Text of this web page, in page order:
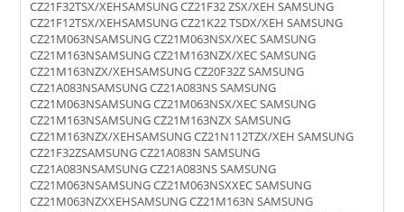
CZ21F32TSX/XEHSAMSUNG CZ21F32 ZSX/XEH SAMSUNG
CZ21F12TSX/XEHSAMSUNG CZ21K22 TSDX/XEH SAMSUNG
CZ21M063NSAMSUNG CZ21M063NSX/XEC SAMSUNG
CZ21M163NSAMSUNG CZ21M163NZX/XEC SAMSUNG
CZ21M163NZX/XEHSAMSUNG CZ20F32Z SAMSUNG
CZ21A083NSAMSUNG CZ21A083NS SAMSUNG
CZ21M063NSAMSUNG CZ21M063NSX/XEC SAMSUNG
CZ21M163NSAMSUNG CZ21M163NZX SAMSUNG
CZ21M163NZX/XEHSAMSUNG CZ21N112TZX/XEH SAMSUNG
CZ21F32ZSAMSUNG CZ21A083N SAMSUNG
CZ21A083NSAMSUNG CZ21A083NS SAMSUNG
CZ21M063NSAMSUNG CZ21M063NSXXEC SAMSUNG
CZ21M063NZXXEHSAMSUNG CZ21M163N SAMSUNG